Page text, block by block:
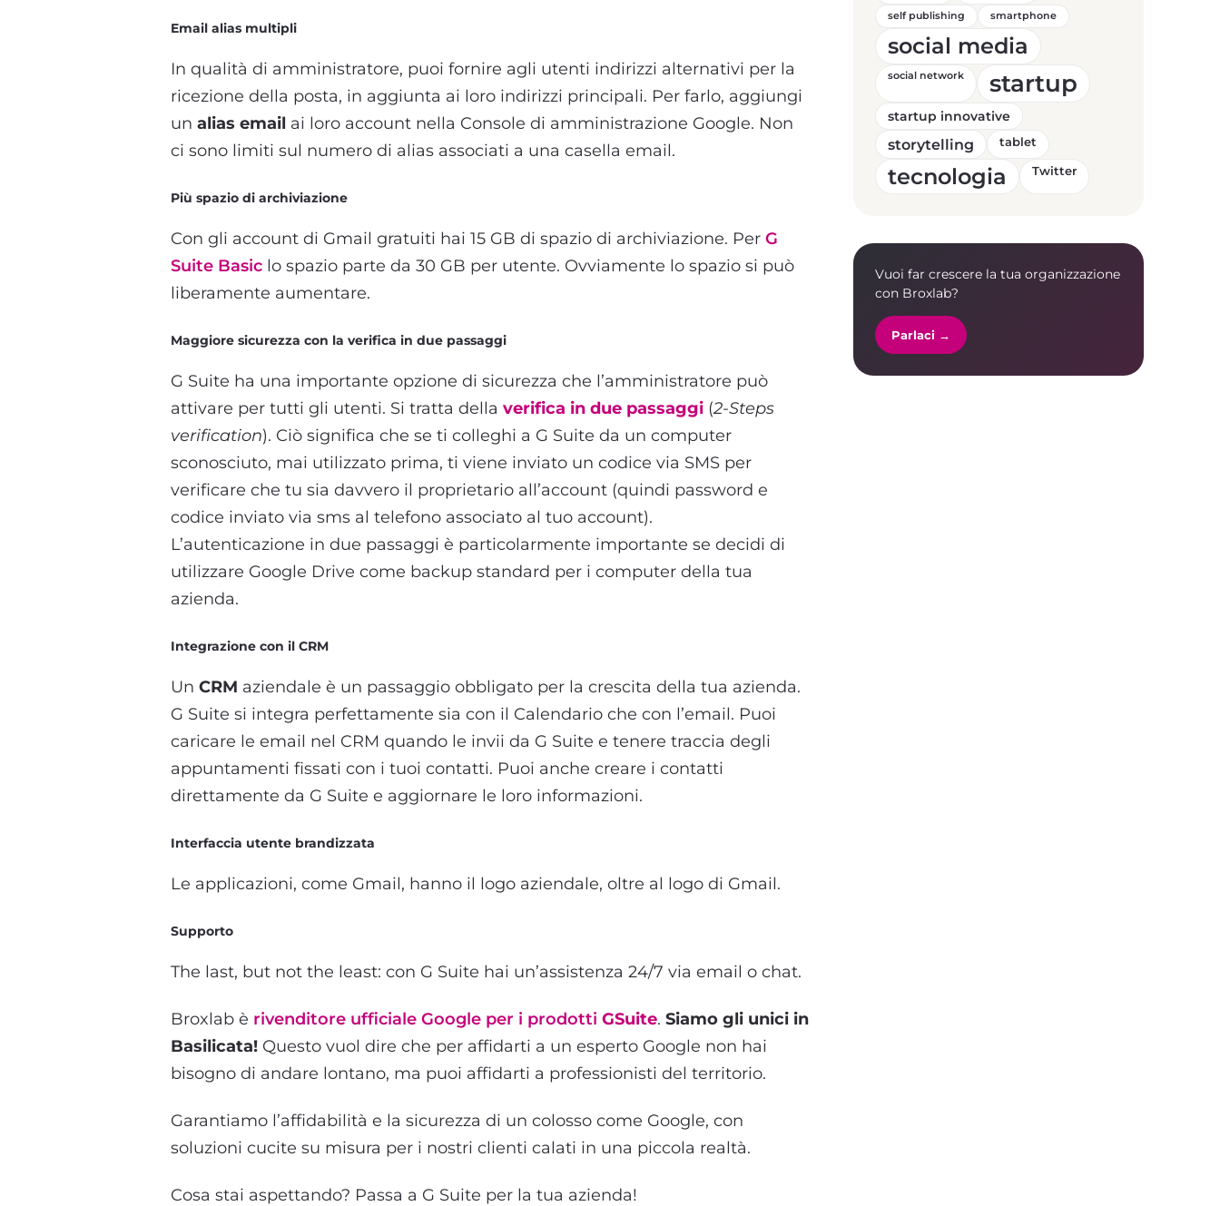
Email alias multipli
In qualità di amministratore, puoi fornire agli utenti indirizzi alternativi per la
ricezione della posta, in aggiunta ai loro indirizzi principali. Per farlo, aggiungi
un alias email ai loro account nella Console di amministrazione Google. Non
ci sono limiti sul numero di alias associati a una casella email.
Più spazio di archiviazione
Con gli account di Gmail gratuiti hai 15 GB di spazio di archiviazione. Per G
Suite Basic lo spazio parte da 30 GB per utente. Ovviamente lo spazio si può
liberamente aumentare.
Maggiore sicurezza con la verifica in due passaggi
G Suite ha una importante opzione di sicurezza che l’amministratore può
attivare per tutti gli utenti. Si tratta della verifica in due passaggi (2-Steps
verification). Ciò significa che se ti colleghi a G Suite da un computer
sconosciuto, mai utilizzato prima, ti viene inviato un codice via SMS per
verificare che tu sia davvero il proprietario all’account (quindi password e
codice inviato via sms al telefono associato al tuo account).
L’autenticazione in due passaggi è particolarmente importante se decidi di
utilizzare Google Drive come backup standard per i computer della tua
azienda.
Integrazione con il CRM
Un CRM aziendale è un passaggio obbligato per la crescita della tua azienda.
G Suite si integra perfettamente sia con il Calendario che con l’email. Puoi
caricare le email nel CRM quando le invii da G Suite e tenere traccia degli
appuntamenti fissati con i tuoi contatti. Puoi anche creare i contatti
direttamente da G Suite e aggiornare le loro informazioni.
Interfaccia utente brandizzata
Le applicazioni, come Gmail, hanno il logo aziendale, oltre al logo di Gmail.
Supporto
The last, but not the least: con G Suite hai un’assistenza 24/7 via email o chat.
Broxlab è rivenditore ufficiale Google per i prodotti GSuite. Siamo gli unici in
Basilicata! Questo vuol dire che per affidarti a un esperto Google non hai
bisogno di andare lontano, ma puoi affidarti a professionisti del territorio.
Garantiamo l’affidabilità e la sicurezza di un colosso come Google, con
soluzioni cucite su misura per i nostri clienti calati in una piccola realtà.
Cosa stai aspettando? Passa a G Suite per la tua azienda!
self publishing smartphone
social media
social network startup
startup innovative
storytelling tablet
tecnologia Twitter
Vuoi far crescere la tua organizzazione
con Broxlab?
Parlaci →